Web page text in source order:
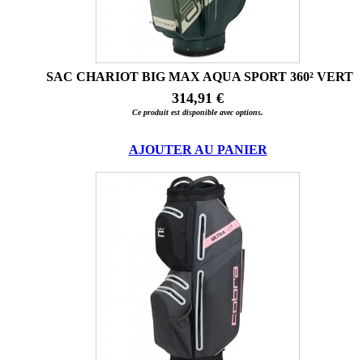
SAC CHARIOT BIG MAX AQUA SPORT 360² VERT
314,91 €
Ce produit est disponible avec options.
AJOUTER AU PANIER